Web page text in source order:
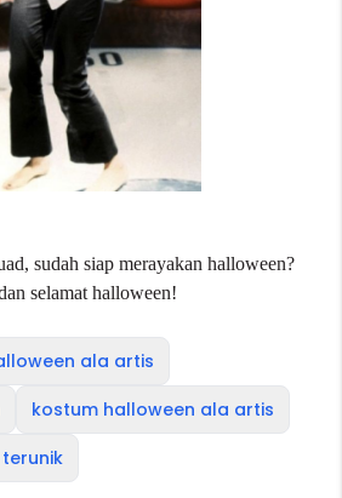
sudah siap merayakan halloween?
selamat halloween!
ala artis
kostum halloween ala artis